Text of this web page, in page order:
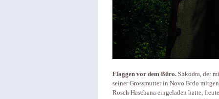
Flaggen vor dem Büro. Shkodra, der
seiner Grossmutter in Novo Brdo
Rosch Haschana eingeladen hatte,